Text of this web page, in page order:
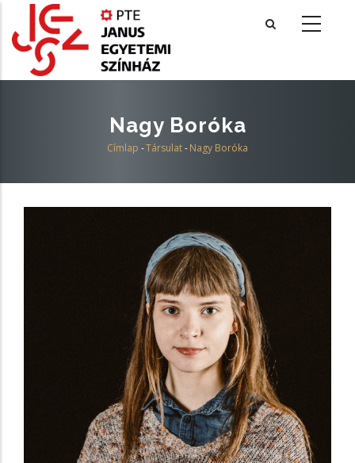
tartalomra
Nagy Boróka
Címlap -Társulat-Nagy Boróka